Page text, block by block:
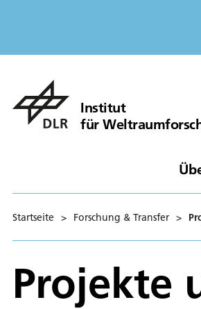
Institut
für
Startseite > Forschung & Transfer >
Projekte